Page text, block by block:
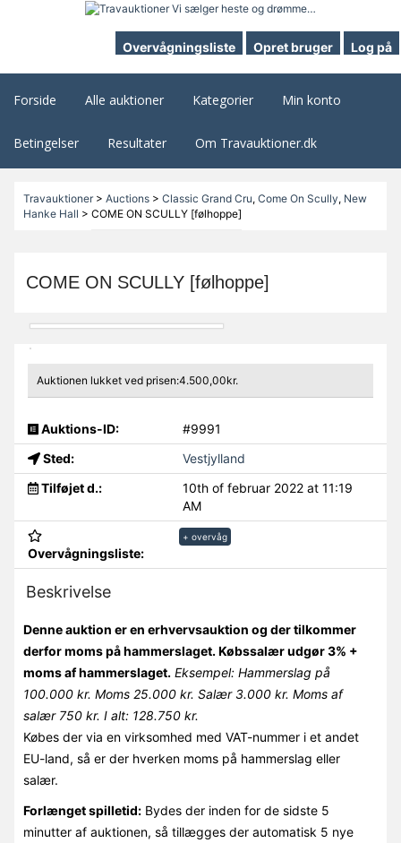
Overvågningsliste Opret bruger Log på
Forside Alle auktioner Kategorier Min konto
Betingelser Resultater Om Travauktioner.dk
Travauktioner> Auctions> Classic Grand Cru, Come On Scully, New
Hanke Hall > COME ON SCULLY [følhoppe]
COME ON SCULLY [følhoppe]
Auktionen lukket ved prisen:4.500,00kr.
Auktions-ID:
#9991
Sted:
Vestjylland
Tilføjet d.:
10th of februar 2022 at 11:19
AM
Overvågningsliste:
+ overvåg
Beskrivelse
Denne auktion er en erhvervsauktion og der tilkommer
derfor moms på hammerslaget. Købssalær udgør 3% +
moms af hammerslaget. Eksempel: Hammerslag på
100.000 kr. Moms 25.000 kr. Salær 3.000 kr. Moms af
salær 750 kr. I alt: 128.750 kr.
Købes der via en virksomhed med VAT-nummer i et andet
EU-land, så er der hverken moms på hammerslag eller
salær.
Forlænget spilletid:Bydes der inden for de sidste 5
minutter af auktionen, så tillægges der automatisk 5 nye